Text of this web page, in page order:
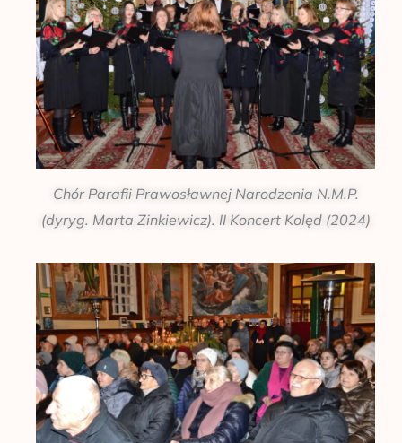
Chór Parafii Prawosławnej Narodzenia N.M.P.
(dyryg. Marta Zinkiewicz). II Koncert Kolęd (2024)